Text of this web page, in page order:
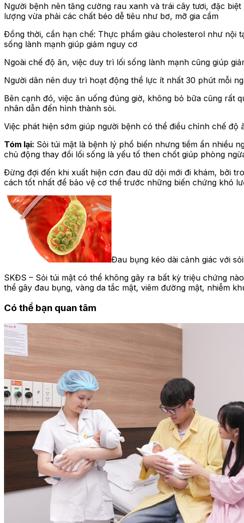
Người bệnh nên tăng cường rau xanh và trái cây tươi, đặc
lượng vừa phải các chất béo dễ tiêu như bơ, mỡ gia cầm
Đồng thời, cần hạn chế: Thực phẩm giàu cholesterol như nội
sống lành mạnh giúp giảm nguy cơ
Ngoài chế độ ăn, việc duy trì lối sống lành mạnh cũng giúp
Người dân nên duy trì hoạt động thể lực ít nhất 30 phút mỗi
Bên cạnh đó, việc ăn uống đúng giờ, không bỏ bữa cũng rất
nhân dẫn đến hình thành sỏi.
Việc phát hiện sớm giúp người bệnh có thể điều chỉnh chế
Tóm lại: Sỏi túi mật là bệnh lý phổ biến nhưng tiềm ẩn nhiều
chủ động thay đổi lối sống là yếu tố then chốt giúp phòng
Đừng đợi đến khi xuất hiện cơn đau dữ dội mới đi khám, bởi
cách tốt nhất để bảo vệ cơ thể trước những biến chứng khó
Đau bụng kéo dài cảnh giác với
SKĐS – Sỏi túi mật có thể không gây ra bất kỳ triệu chứng
thể gây đau bụng, vàng da tắc mật, viêm đường mật, nhiễm
Có thể bạn quan tâm